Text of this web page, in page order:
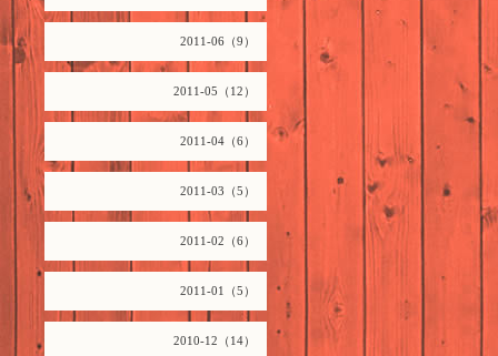
2011-06（9）
2011-05（12）
2011-04（6）
2011-03（5）
2011-02（6）
2011-01（5）
2010-12（14）